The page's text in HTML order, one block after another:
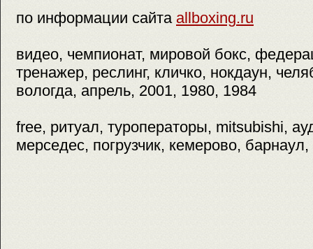
по информации сайта allboxing.ru
видео, чемпионат, мировой бокс,
тренажер, реслинг, кличко, нокдаун,
вологда, апрель, 2001, 1980, 1984
free, ритуал, туроператоры, mitsubishi,
мерседес, погрузчик, кемерово, барнаул,